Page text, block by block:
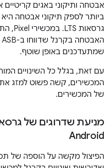
אבטחה ותיקוני באגים
ביותר לספק תיקוני אבטחה
שמתעדכנים באופן שוטף.
עם זאת, בגלל כל השינויים
של המכשירים.
מניעת שדרוגים של
Android